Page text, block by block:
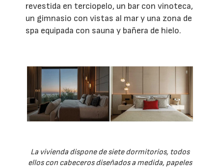
revestida en terciopelo, un bar con vinoteca,
un gimnasio con vistas al mar y una zona de
spa equipada con sauna y bañera de hielo.
La vivienda dispone de siete dormitorios, todos
ellos con cabeceros diseñados a medida, papeles